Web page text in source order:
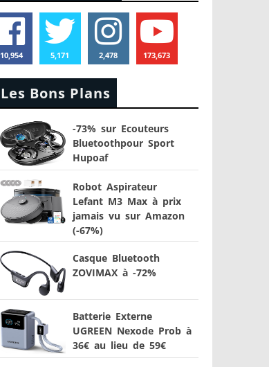
10,954 5,171 2,478 173,673
Les Bons Plans
-73% sur Ecouteurs
Bluetoothpour Sport
Hupoaf
Robot Aspirateur
Lefant M3 Max à prix
jamais vu sur Amazon
(-67%)
Casque Bluetooth
ZOVIMAX à -72%
Batterie Externe
UGREEN Nexode Prob à
36€ au lieu de 59€